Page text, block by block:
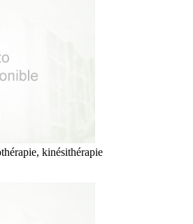
kinésithérapie